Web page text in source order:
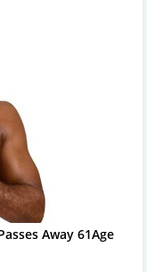
Away 61Age